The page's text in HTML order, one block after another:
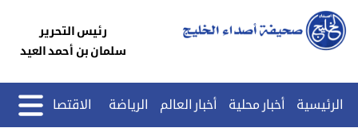
رئيس التحرير
سلمان بن أحمد العيد
الرئيسية أخبار محلية أخبار العالم الرياضة الاقتصاد